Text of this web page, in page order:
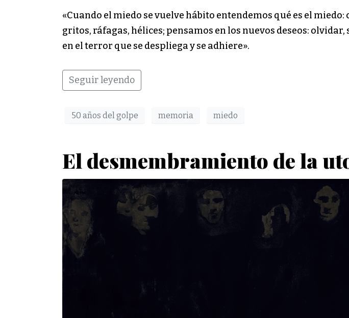
«Cuando el miedo se vuelve hábito entendemos qué es el
gritos, ráfagas, hélices; pensamos en los nuevos deseos:
en el terror que se despliega y se adhiere».
Seguir leyendo
50 años del golpe memoria miedo
El desmembramiento de la